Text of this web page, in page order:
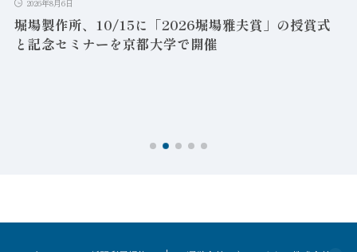
2026年8月6日
堀場製作所、10/15に「2026堀場雅夫賞」の授賞式
と記念セミナーを京都大学で開催